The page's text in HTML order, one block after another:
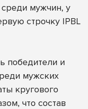
среди мужчин, у
строчку IPBL
победители и
мужских
кругового
что состав